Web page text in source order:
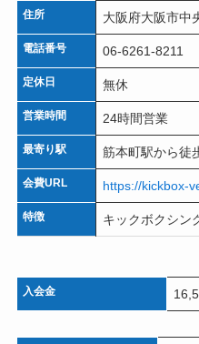
住所 大阪府大阪市中
電話番号 06-6261-8211
定休日 無休
営業時間 24時間営業
最寄り駅 筋本町駅から徒
会費URL https://kickbox-
特徴 キックボクシン
入会金